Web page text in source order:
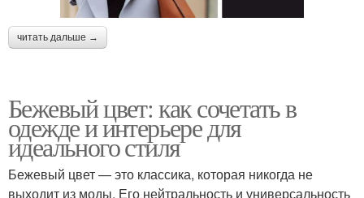
читать дальше →
Бежевый цвет: как сочетать в
одежде и интерьере для
идеального стиля
Бежевый цвет — это классика, которая никогда не
выходит из моды. Его нейтральность и универсальность